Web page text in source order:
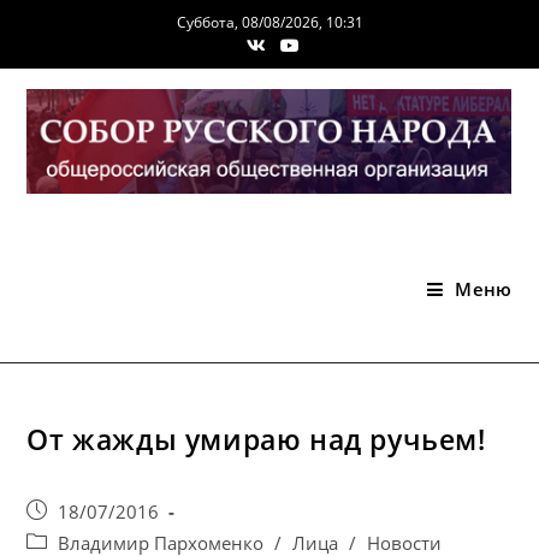
содержимому
Суббота, 08/08/2026, 10:31
Меню
От жажды умираю над ручьем!
Запись
опубликована:
18/07/2016
PostВладимир Пархоменко / Лица / Новости